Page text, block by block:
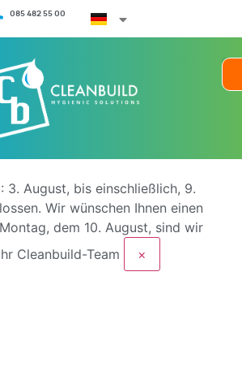
085 482 55 00
3. August, bis einschließlich, 9.
Wir wünschen Ihnen einen
dem 10. August, sind wir
Cleanbuild-Team
×